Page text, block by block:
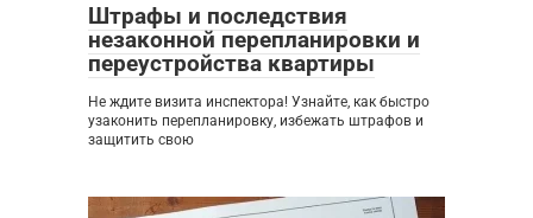
Штрафы и последствия
незаконной перепланировки и
переустройства квартиры
Не ждите визита инспектора! Узнайте, как быстро
узаконить перепланировку, избежать штрафов и
защитить свою